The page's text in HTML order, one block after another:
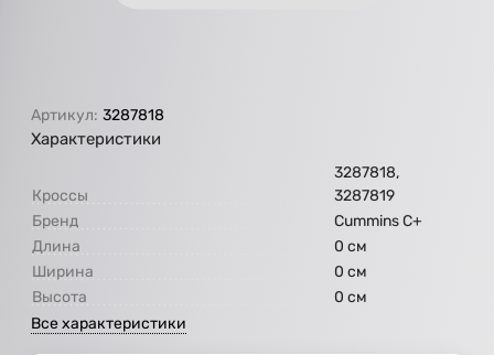
Артикул: 3287818
Характеристики
Кроссы
3287818,
3287819
Бренд
Cummins C+
Длина
0 см
Ширина
0 см
Высота
0 см
Все характеристики